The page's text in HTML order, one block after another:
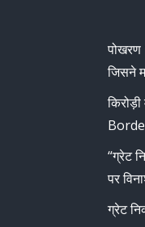
पोखरण
जिसने
“ग्रेट
पर
ग्रेट